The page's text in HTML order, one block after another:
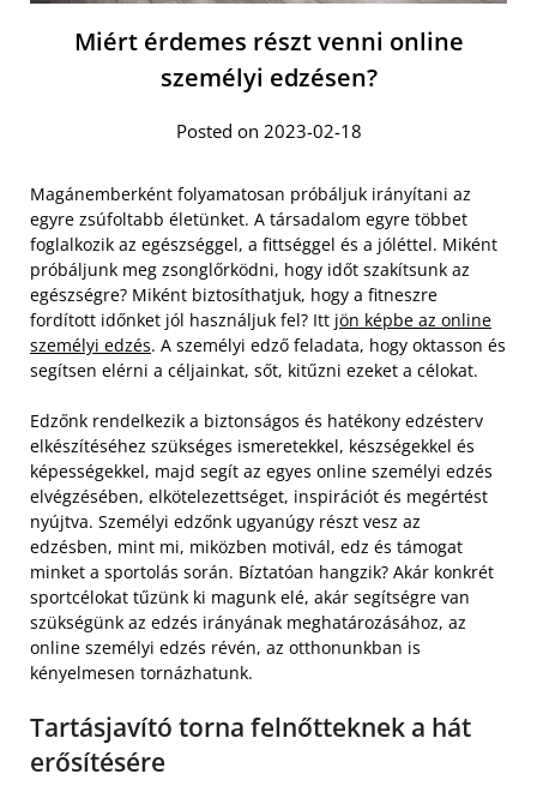
Miért érdemes részt venni online
személyi edzésen?
Posted on 2023-02-18
Magánemberként folyamatosan próbáljuk irányítani az
egyre zsúfoltabb életünket. A társadalom egyre többet
foglalkozik az egészséggel, a fittséggel és a jóléttel. Miként
próbáljunk meg zsonglőrködni, hogy időt szakítsunk az
egészségre? Miként biztosíthatjuk, hogy a fitneszre
fordított időnket jól használjuk fel? Itt jön képbe az online
személyi edzés. A személyi edző feladata, hogy oktasson és
segítsen elérni a céljainkat, sőt, kitűzni ezeket a célokat.
Edzőnk rendelkezik a biztonságos és hatékony edzésterv
elkészítéséhez szükséges ismeretekkel, készségekkel és
képességekkel, majd segít az egyes online személyi edzés
elvégzésében, elkötelezettséget, inspirációt és megértést
nyújtva. Személyi edzőnk ugyanúgy részt vesz az
edzésben, mint mi, miközben motivál, edz és támogat
minket a sportolás során. Bíztatóan hangzik? Akár konkrét
sportcélokat tűzünk ki magunk elé, akár segítségre van
szükségünk az edzés irányának meghatározásához, az
online személyi edzés révén, az otthonunkban is
kényelmesen tornázhatunk.
Tartásjavító torna felnőtteknek a hát
erősítésére